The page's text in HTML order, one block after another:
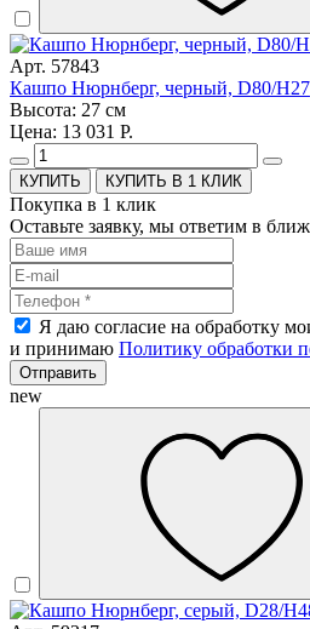
Арт. 57843
Кашпо Нюрнберг, черный, D80/H27
Высота: 27 см
Цена: 13 031 Р.
КУПИТЬ В 1 КЛИК
Покупка в 1 клик
Оставьте заявку, мы ответим в
Я даю согласие на обработку
и принимаю Политику обработки
Отправить
new